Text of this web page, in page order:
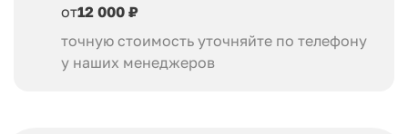
от12 000 ₽
точную стоимость уточняйте по телефону
у наших менеджеров